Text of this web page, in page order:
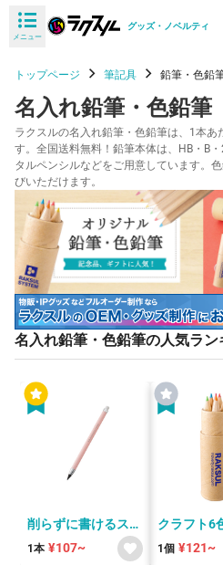
メニュー
グッズ・ノベルティ
トップページ 筆記具 鉛筆・色鉛
名入れ鉛筆・色鉛筆
ラクスルの名入れ鉛筆・色鉛筆は、1本
す。全国送料無料！鉛筆本体は、HB・B
タルペンシルなどをご用意しています。
びいただけます。
名入れ鉛筆・色鉛筆の人気ラン
削らずに書けるスリ
ムペンシル TF-
0137
1本 ¥107~
クラフト6
んぴつ
1個 ¥121~